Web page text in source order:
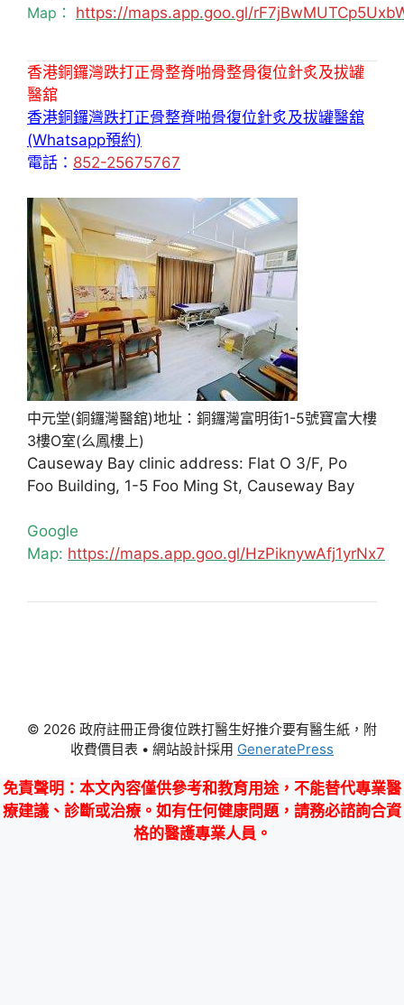
Map： https://maps.app.goo.gl/
香港銅鑼灣跌打正骨整脊啪骨整骨復位針炙及拔罐
醫舘
香港銅鑼灣跌打正骨整脊啪骨復位針炙及拔罐醫舘
(Whatsapp預約)
電話： 852-25675767
中元堂(銅鑼灣醫舘)地址：銅鑼灣富明街1-5號寶富大樓
3樓O室(么鳳樓上)
Causeway Bay clinic address: Flat O 3/F, Po
Foo Building, 1-5 Foo Ming St, Causeway Bay
Google
Map: https://maps.app.goo.gl/HzPiknywAfj1yrNx7
© 2026 政府註冊正骨復位跌打醫生好推介要有醫生紙，附
收費價目表 • 網站設計採用 GeneratePress
免責聲明 ：本文內容僅供參考和教育用途，不能替代專業醫
療建議、診斷或治療。如有任何健康問題，請務必諮詢合資
格的醫護專業人員。